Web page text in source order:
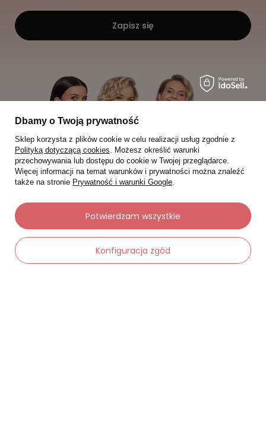
Zapisz się
Moje zamówienia
Status zamówienia
Dbamy o Twoją prywatność
Sklep korzysta z plików cookie w celu realizacji usług zgodnie z
Polityką dotyczącą cookies. Możesz określić warunki
przechowywania lub dostępu do cookie w Twojej przeglądarce.
Więcej informacji na temat warunków i prywatności można znaleźć
także na stronie Prywatność i warunki Google.
Konfiguracja zgód
Potwierdzam wszystkie